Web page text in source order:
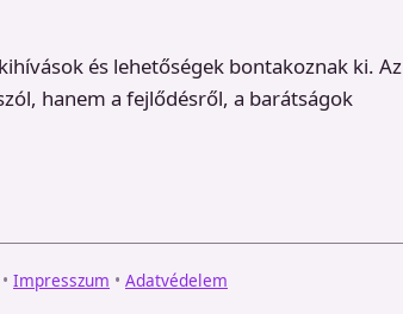
és lehetőségek bontakoznak ki. Az
hanem a fejlődésről, a barátságok
• Impresszum • Adatvédelem